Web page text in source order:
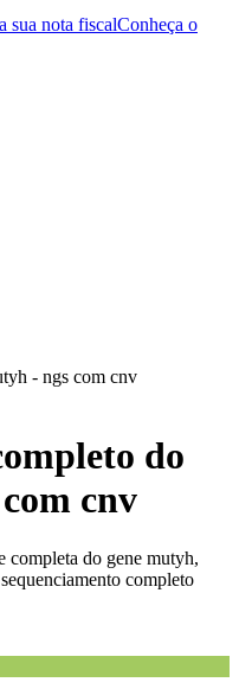
sua nota fiscalConheça o
- ngs com cnv
do
cnv
completa do gene mutyh,
completo